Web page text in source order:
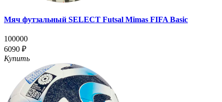
Мяч футзальный SELECT Futsal Mimas FIFA Basic
100000
6090 ₽
Купить